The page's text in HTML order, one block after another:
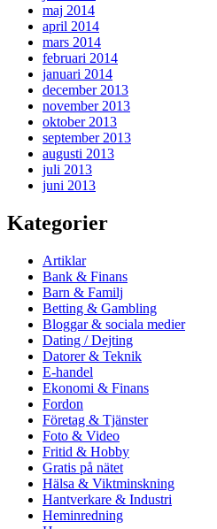
maj 2014
april 2014
mars 2014
februari 2014
januari 2014
december 2013
november 2013
oktober 2013
september 2013
augusti 2013
juli 2013
juni 2013
Kategorier
Artiklar
Bank & Finans
Barn & Familj
Betting & Gambling
Bloggar & sociala medier
Dating / Dejting
Datorer & Teknik
E-handel
Ekonomi & Finans
Fordon
Företag & Tjänster
Foto & Video
Fritid & Hobby
Gratis på nätet
Hälsa & Viktminskning
Hantverkare & Industri
Heminredning